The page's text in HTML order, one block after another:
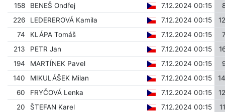
158
BENEŠ Ondřej 7.12.2024 00:15
226
LEDEREROVÁ Kamila 7.12.2024 00:15
74
KLÁPA Tomáš 7.12.2024 00:15
213
PETR Jan 7.12.2024 00:15
194
MARTÍNEK Pavel 7.12.2024 00:15
140
MIKULÁŠEK Milan 7.12.2024 00:15
60
FRYČOVÁ Lenka 7.12.2024 00:15
20
ŠTEFAN Karel 7.12.2024 00:15